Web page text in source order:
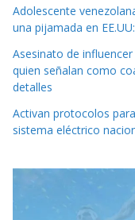
Adolescente
una pijamada en
Asesinato de
quien señalan como
detalles
Activan protocolos
sistema eléctrico